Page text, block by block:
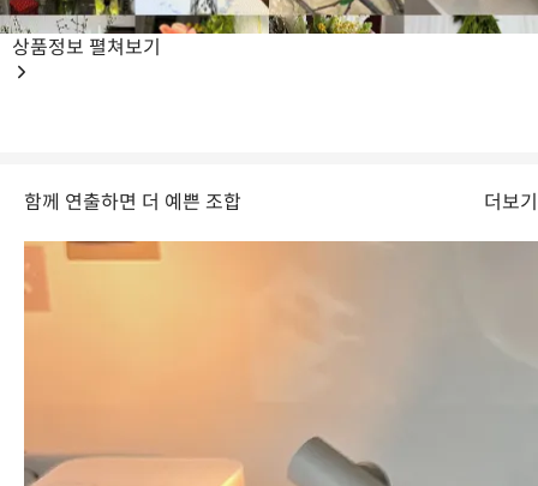
상품정보 펼쳐보기
함께 연출하면 더 예쁜 조합 더보기